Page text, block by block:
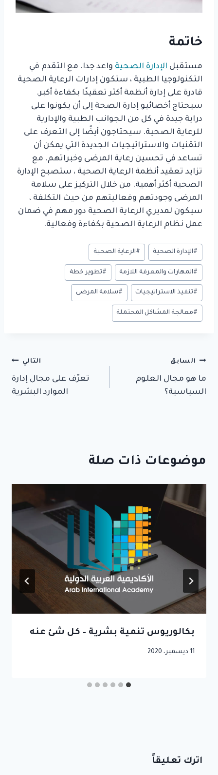
خاتمة
مستقبل الإدارة الصحية واعد جدا. مع التقدم في
التكنولوجيا الطبية ، ستكون إدارات الرعاية الصحية
قادرة على إدارة أنظمة أكثر تعقيدًا بكفاءة أكبر.
سيحتاج أخصائيو إدارة الصحة إلى أن يكونوا على
دراية جيدة في كل من الجوانب الطبية والإدارية
للرعاية الصحية. سيحتاجون أيضًا إلى التعرف على
التقنيات والاستراتيجيات الجديدة التي يمكن أن
تساعد في تحسين رعاية المرضى وخبراتهم. مع
تزايد تعقيد أنظمة الرعاية الصحية ، ستصبح الإدارة
الصحية أكثر أهمية. من خلال التركيز على سلامة
المرضى وجودتهم وفعاليتهم من حيث التكلفة ،
سيكون لمديري الرعاية الصحية دور مهم في ضمان
عمل نظام الرعاية الصحية بكفاءة وفعالية.
وسوم
المقال:
#الإدارة الصحية #الرعاية الصحية
#المهارات والمعرفة اللازمة #تطوير خطة
#تنفيذ الاستراتيجيات #سلامة المرضى
#معالجة المشاكل المحتملة
تصفّح
المقالات
السابق
ما هو مجال العلوم
السياسية؟
التالي
تعرّف على مجال إدارة
الموارد البشرية
موضوعات ذات صلة
بكالوريوس تنمية بشرية – كل شئ عنه
11 ديسمبر، 2020
اترك تعليقاً